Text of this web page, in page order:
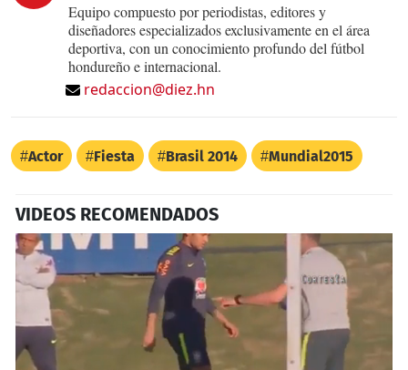
Equipo compuesto por periodistas, editores y
diseñadores especializados exclusivamente en el área
deportiva, con un conocimiento profundo del fútbol
hondureño e internacional.
redaccion@diez.hn
Actor Fiesta Brasil 2014 Mundial2015
VIDEOS RECOMENDADOS